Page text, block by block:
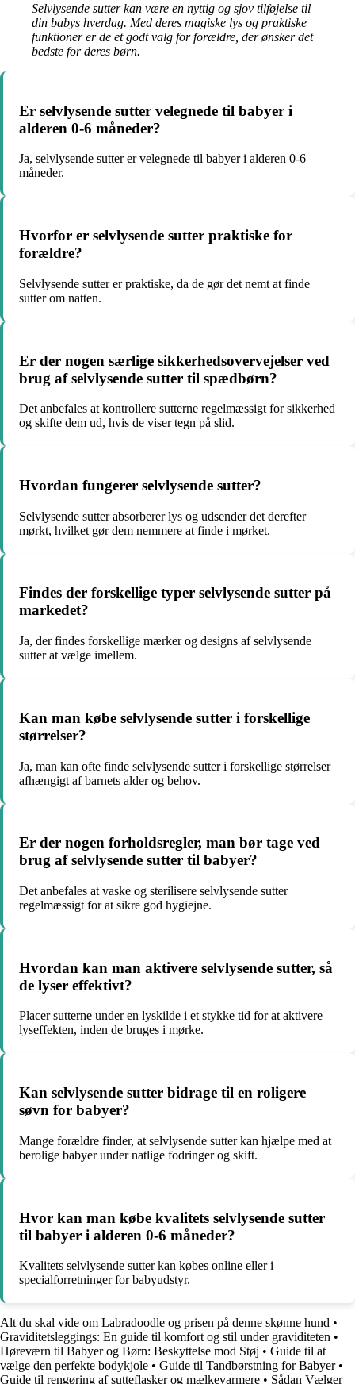
Selvlysende sutter kan være en nyttig og sjov tilføjelse til
din babys hverdag. Med deres magiske lys og praktiske
funktioner er de et godt valg for forældre, der ønsker det
bedste for deres børn.
Er selvlysende sutter velegnede til babyer i
alderen 0-6 måneder?
Ja, selvlysende sutter er velegnede til babyer i alderen 0-6
måneder.
Hvorfor er selvlysende sutter praktiske for
forældre?
Selvlysende sutter er praktiske, da de gør det nemt at finde
sutter om natten.
Er der nogen særlige sikkerhedsovervejelser ved
brug af selvlysende sutter til spædbørn?
Det anbefales at kontrollere sutterne regelmæssigt for sikkerhed
og skifte dem ud, hvis de viser tegn på slid.
Hvordan fungerer selvlysende sutter?
Selvlysende sutter absorberer lys og udsender det derefter
mørkt, hvilket gør dem nemmere at finde i mørket.
Findes der forskellige typer selvlysende sutter på
markedet?
Ja, der findes forskellige mærker og designs af selvlysende
sutter at vælge imellem.
Kan man købe selvlysende sutter i forskellige
størrelser?
Ja, man kan ofte finde selvlysende sutter i forskellige størrelser
afhængigt af barnets alder og behov.
Er der nogen forholdsregler, man bør tage ved
brug af selvlysende sutter til babyer?
Det anbefales at vaske og sterilisere selvlysende sutter
regelmæssigt for at sikre god hygiejne.
Hvordan kan man aktivere selvlysende sutter, så
de lyser effektivt?
Placer sutterne under en lyskilde i et stykke tid for at aktivere
lyseffekten, inden de bruges i mørke.
Kan selvlysende sutter bidrage til en roligere
søvn for babyer?
Mange forældre finder, at selvlysende sutter kan hjælpe med at
berolige babyer under natlige fodringer og skift.
Hvor kan man købe kvalitets selvlysende sutter
til babyer i alderen 0-6 måneder?
Kvalitets selvlysende sutter kan købes online eller i
specialforretninger for babyudstyr.
Alt du skal vide om Labradoodle og prisen på denne skønne hund •
Graviditetsleggings: En guide til komfort og stil under graviditeten •
Høreværn til Babyer og Børn: Beskyttelse mod Støj • Guide til at
vælge den perfekte bodykjole • Guide til Tandbørstning for Babyer•
Guide til rengøring af sutteflasker og mælkevarmere • Sådan Vælger